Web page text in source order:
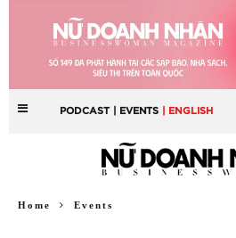
PODCAST | EVENTS | ENGLISH
Home Events